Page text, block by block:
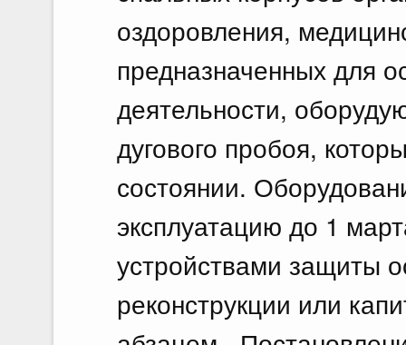
оздоровления,
предназначенных для
деятельности,
дугового пробоя,
состоянии.
эксплуатацию до 1
устройствами защиты
реконструкции или